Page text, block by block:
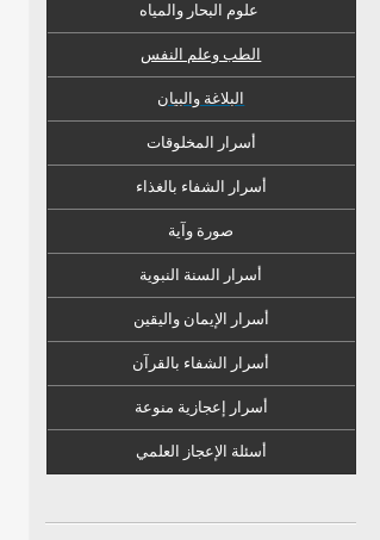
علوم البحار والمياه
الطب وعلم النفس
البلاغة والبيان
أسرار المخلوقات
أسرار الشفاء بالغذاء
صورة وآية
أسرار السنة النبوية
أسرار الإيمان واليقين
أسرار الشفاء بالقرآن
أسرار إعجازية منوعة
أسئلة الإعجاز العلمي